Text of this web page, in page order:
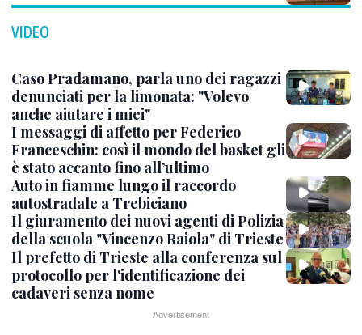
VIDEO
Caso Pradamano, parla uno dei ragazzi
denunciati per la limonata: "Volevo
anche aiutare i miei"
I messaggi di affetto per Federico
Franceschin: così il mondo del basket gli
è stato accanto fino all’ultimo
Auto in fiamme lungo il raccordo
autostradale a Trebiciano
Il giuramento dei nuovi agenti di Polizia
della scuola "Vincenzo Raiola" di Trieste
Il prefetto di Trieste alla conferenza sul
protocollo per l'identificazione dei
cadaveri senza nome